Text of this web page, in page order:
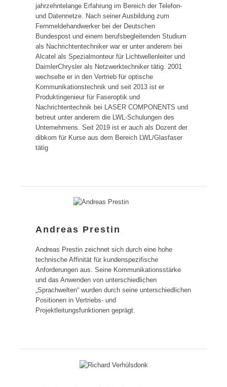
jahrzehntelange Erfahrung im Bereich der Telefon-
und Datennetze. Nach seiner Ausbildung zum
Fernmeldehandwerker bei der Deutschen
Bundespost und einem berufsbegleitenden Studium
als Nachrichtentechniker war er unter anderem bei
Alcatel als Spezialmonteur für Lichtwellenleiter und
DaimlerChrysler als Netzwerktechniker tätig. 2001
wechselte er in den Vertrieb für optische
Kommunikationstechnik und seit 2013 ist er
Produktingenieur für Faseroptik und
Nachrichtentechnik bei LASER COMPONENTS und
betreut unter anderem die LWL-Schulungen des
Unternehmens. Seit 2019 ist er auch als Dozent der
dibkom für Kurse aus dem Bereich LWL/Glasfaser
tätig
Andreas Prestin
Andreas Prestin zeichnet sich durch eine hohe
technische Affinität für kundenspezifische
Anforderungen aus. Seine Kommunikationsstärke
und das Anwenden von unterschiedlichen
„Sprachwelten“ wurden durch seine unterschiedlichen
Positionen in Vertriebs- und
Projektleitungsfunktionen geprägt.